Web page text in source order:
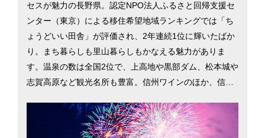
セスが魅力の長野県。認定NPO法人ふるさと回帰支援セ
ンター（東京）による移住希望地域ランキングでは「ち
ょうどいい田舎」が評価され、2年連続1位に輝いたばか
り。まち暮らしも里山暮らしもかなえる魅力がありま
す。温泉の数は全国2位で、上高地や黒部ダム、松本城や
志賀高原など観光名所も豊富。信州ワインのほか、信州
は安心して子どもを産み、育てられるよう多子世帯の保
育料を減免。女性の就業率全国 2位や高齢者就業率は日